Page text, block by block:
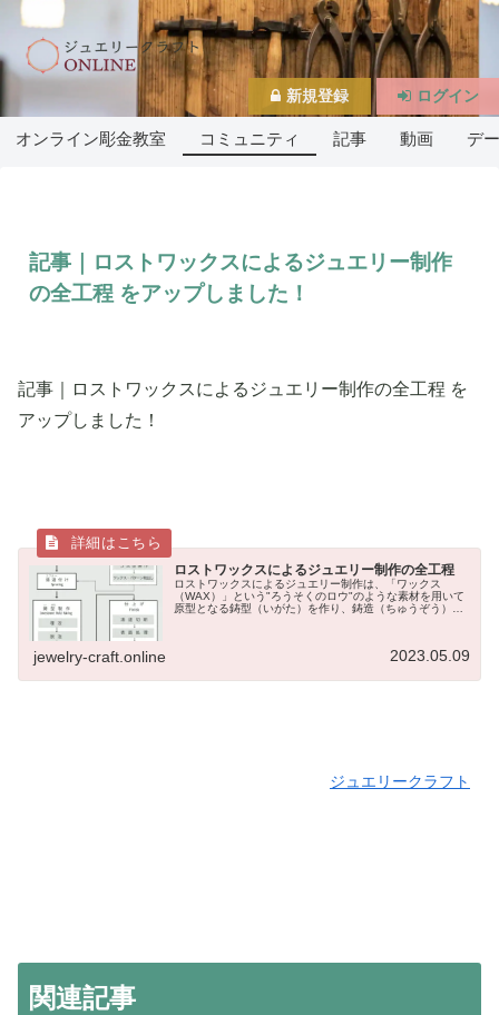
オンライン彫金教室 コミュニティ 記事 動画 デ
記事｜ロストワックスによるジュエリー制作
の全工程 をアップしました！
記事｜ロストワックスによるジュエリー制作の全工程 を
アップしました！
ロストワックスによるジュエリー制作の全工程
ロストワックスによるジュエリー制作は、「ワックス
（WAX）」という"ろうそくのロウ"のような素材を用いて
原型となる鋳型（いがた）を作り、鋳造（ちゅうぞう）に
jewelry-craft.online 2023.05.09
ジュエリークラフト
関連記事
新規登録 ログイン